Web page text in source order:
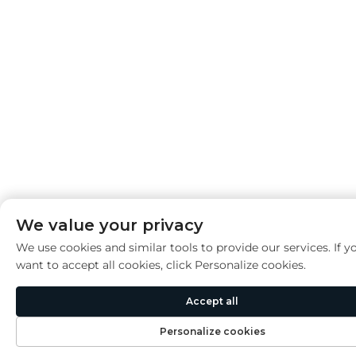
We value your privacy
We use cookies and similar tools to provide our services. If
want to accept all cookies, click Personalize cookies.
Personalize cookies
Accept all